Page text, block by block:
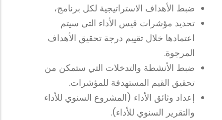
ضبط الأهداف الاستراتيجية لكل برنامج،
تحديد مؤشرات قيس الأداء التي سيتم
اعتمادها خلال تقييم درجة تحقيق الأهداف
المرجوة.
ضبط الأنشطة والتدخلات التي ستمكن من
تحقيق القيم المستهدفة للمؤشرات.
إعداد وثائق الأداء (المشروع السنوي للأداء
والتقرير السنوي للأداء).